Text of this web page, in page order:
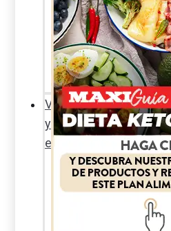
Sexualidad
responsable
En
la
percha
Vida
y
estilo
Productos
nuevos